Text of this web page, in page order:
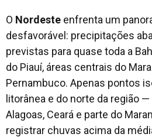
O Nordeste enfrenta um
desfavorável: precipitações
previstas para quase toda a
do Piauí, áreas centrais do
Pernambuco. Apenas pontos
litorânea e do norte da região
Alagoas, Ceará e parte do
registrar chuvas acima da